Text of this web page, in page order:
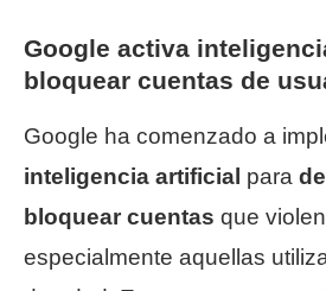
Google activa
bloquear cuentas de
Google ha comenzado a
inteligencia artificial para
bloquear cuentas que
especialmente aquellas